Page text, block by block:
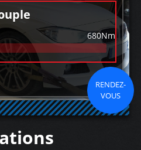
680Nm
RENDEZ-
VOUS